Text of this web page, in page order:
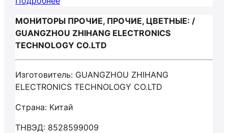
МОНИТОРЫ ПРОЧИЕ, ПРОЧИЕ, ЦВЕТНЫЕ: /
GUANGZHOU ZHIHANG ELECTRONICS
TECHNOLOGY CO.LTD
Изготовитель: GUANGZHOU ZHIHANG
ELECTRONICS TECHNOLOGY CO.LTD
Страна: Китай
ТНВЭД: 8528599009